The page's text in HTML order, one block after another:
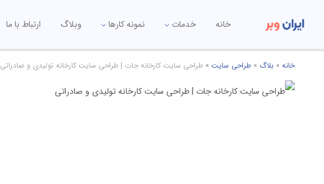
خانه خدمات نمونه کارها وبلاگ ارتباط با ما
خانه » بلاگ » طراحی سایت » طراحی سایت کارخانه جات | طراحی سایت کارخانه تولیدی و صادراتی